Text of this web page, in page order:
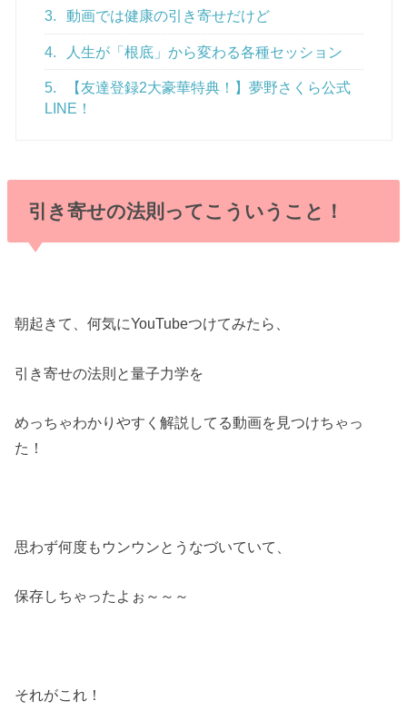
3. 動画では健康の引き寄せだけど
4. 人生が「根底」から変わる各種セッション
5.
【友達登録2大豪華特典！】夢野さくら公式
LINE！
引き寄せの法則ってこういうこと！
朝起きて、何気にYouTubeつけてみたら、
引き寄せの法則と量子力学を
めっちゃわかりやすく解説してる動画を見つけちゃっ
た！
思わず何度もウンウンとうなづいていて、
保存しちゃったよぉ～～～
それがこれ！